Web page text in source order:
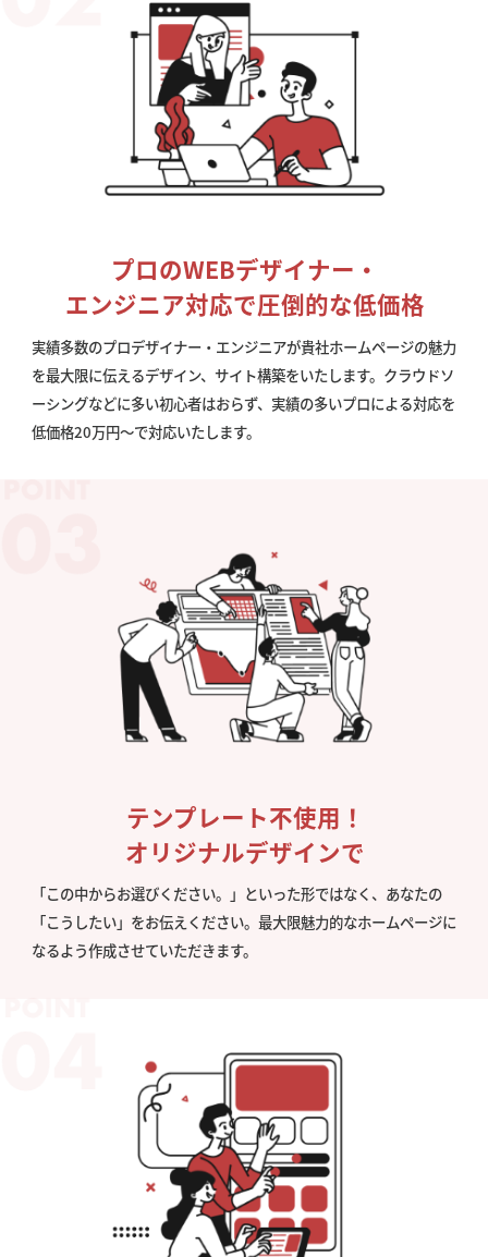
プロのWEBデザイナー・
エンジニア対応で圧倒的な低価格
実績多数のプロデザイナー・エンジニアが貴社ホームページの魅力
を最大限に伝えるデザイン、サイト構築をいたします。クラウドソ
ーシングなどに多い初心者はおらず、実績の多いプロによる対応を
低価格20万円〜で対応いたします。
テンプレート不使用！
オリジナルデザインで
「この中からお選びください。」といった形ではなく、あなたの
「こうしたい」をお伝えください。最大限魅力的なホームページに
なるよう作成させていただきます。